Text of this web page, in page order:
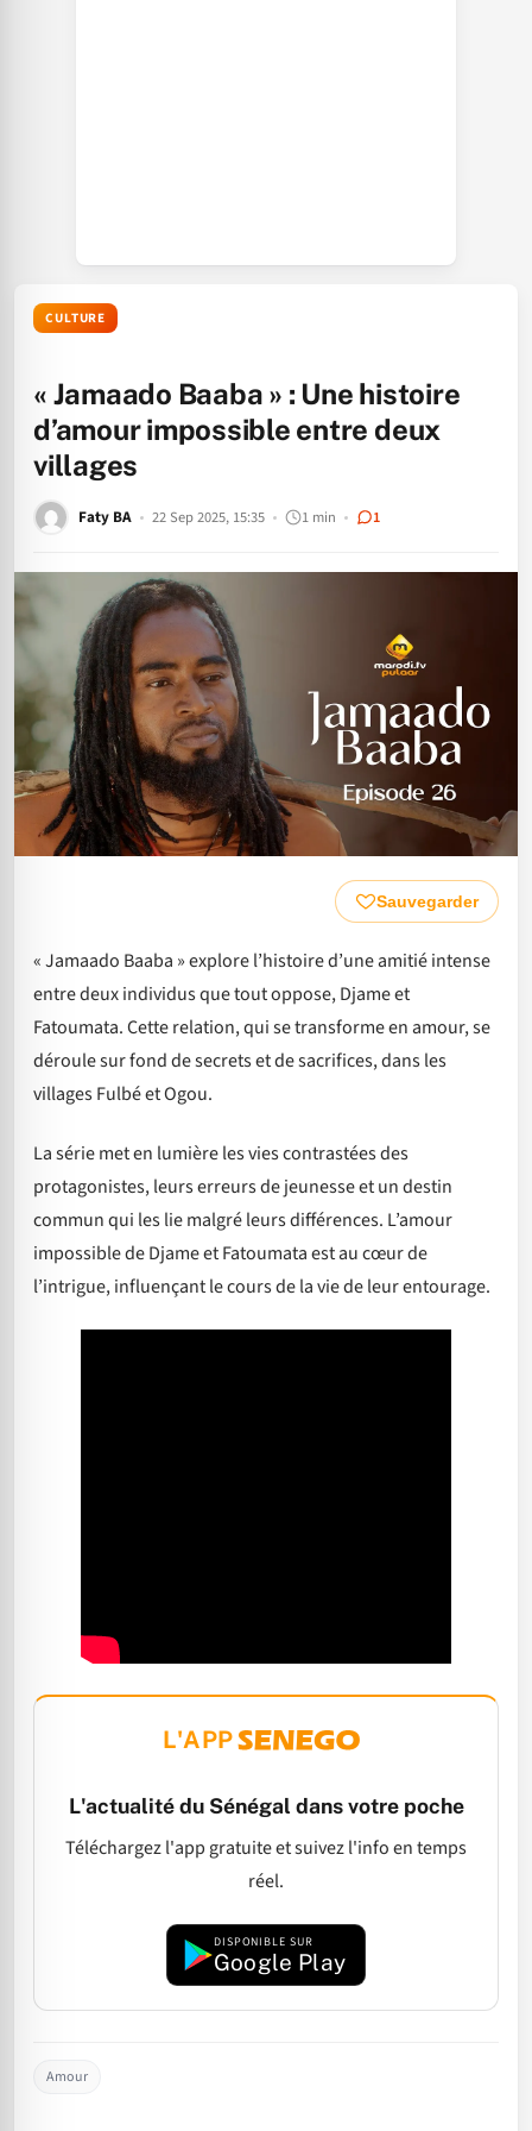
CULTURE
« Jamaado Baaba » : Une histoire
d’amour impossible entre deux
villages
Faty BA 22 Sep 2025, 15:35 1 min 1
Sauvegarder
« Jamaado Baaba » explore l’histoire d’une amitié intense
entre deux individus que tout oppose, Djame et
Fatoumata. Cette relation, qui se transforme en amour, se
déroule sur fond de secrets et de sacrifices, dans les
villages Fulbé et Ogou.
La série met en lumière les vies contrastées des
protagonistes, leurs erreurs de jeunesse et un destin
commun qui les lie malgré leurs différences. L’amour
impossible de Djame et Fatoumata est au cœur de
l’intrigue, influençant le cours de la vie de leur entourage.
L'APP
L'actualité du Sénégal dans votre poche
Téléchargez l'app gratuite et suivez l'info en temps
réel.
DISPONIBLE SUR
Google Play
Amour